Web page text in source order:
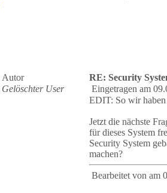
Autor
RE: Security
Gelöschter User
Eingetragen am
EDIT: So wir
Jetzt die nächste
für dieses System
Security System
machen?
Bearbeitet von am